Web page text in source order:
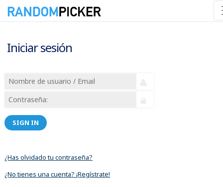
Iniciar sesión
SIGN IN
¿Has olvidado tu contraseña?
¿No tienes una cuenta? ¡Regístrate!